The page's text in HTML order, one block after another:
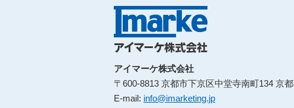
アイマーケ株式会社
〒600-8813 京都市下京区中堂寺南町134 京
E-mail: info@imarketing.jp